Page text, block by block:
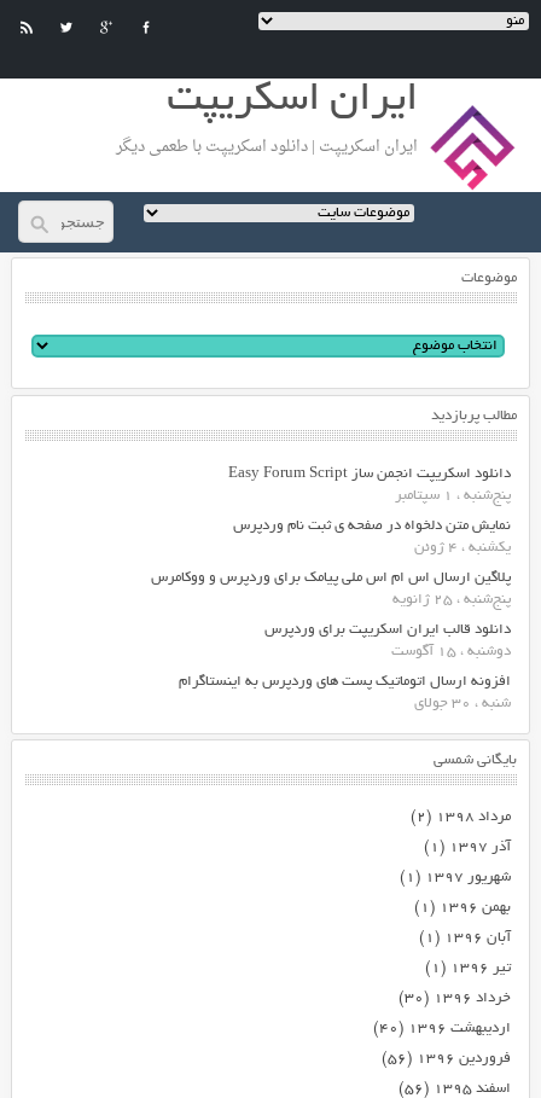
ایران اسکریپت
ایران اسکریپت | دانلود اسکریپت با طعمی دیگر
موضوعات
مطالب پربازدید
دانلود اسکریپت انجمن ساز Easy Forum Script
پنج‌شنبه ، 1 سپتامبر
نمایش متن دلخواه در صفحه ی ثبت نام وردپرس
یکشنبه ، 4 ژوئن
پلاگین ارسال اس ام اس ملی پیامک برای وردپرس و ووکامرس
پنج‌شنبه ، 25 ژانویه
دانلود قالب ایران اسکریپت برای وردپرس
دوشنبه ، 15 آگوست
افزونه ارسال اتوماتیک پست های وردپرس به اینستاگرام
شنبه ، 30 جولای
بایگانی شمسی
مرداد ۱۳۹۸
(۲)
آذر ۱۳۹۷
(۱)
شهریور ۱۳۹۷
(۱)
بهمن ۱۳۹۶
(۱)
آبان ۱۳۹۶
(۱)
تیر ۱۳۹۶
(۱)
خرداد ۱۳۹۶
(۳۰)
اردیبهشت ۱۳۹۶
(۴۰)
فروردین ۱۳۹۶
(۵۶)
اسفند ۱۳۹۵
(۵۶)